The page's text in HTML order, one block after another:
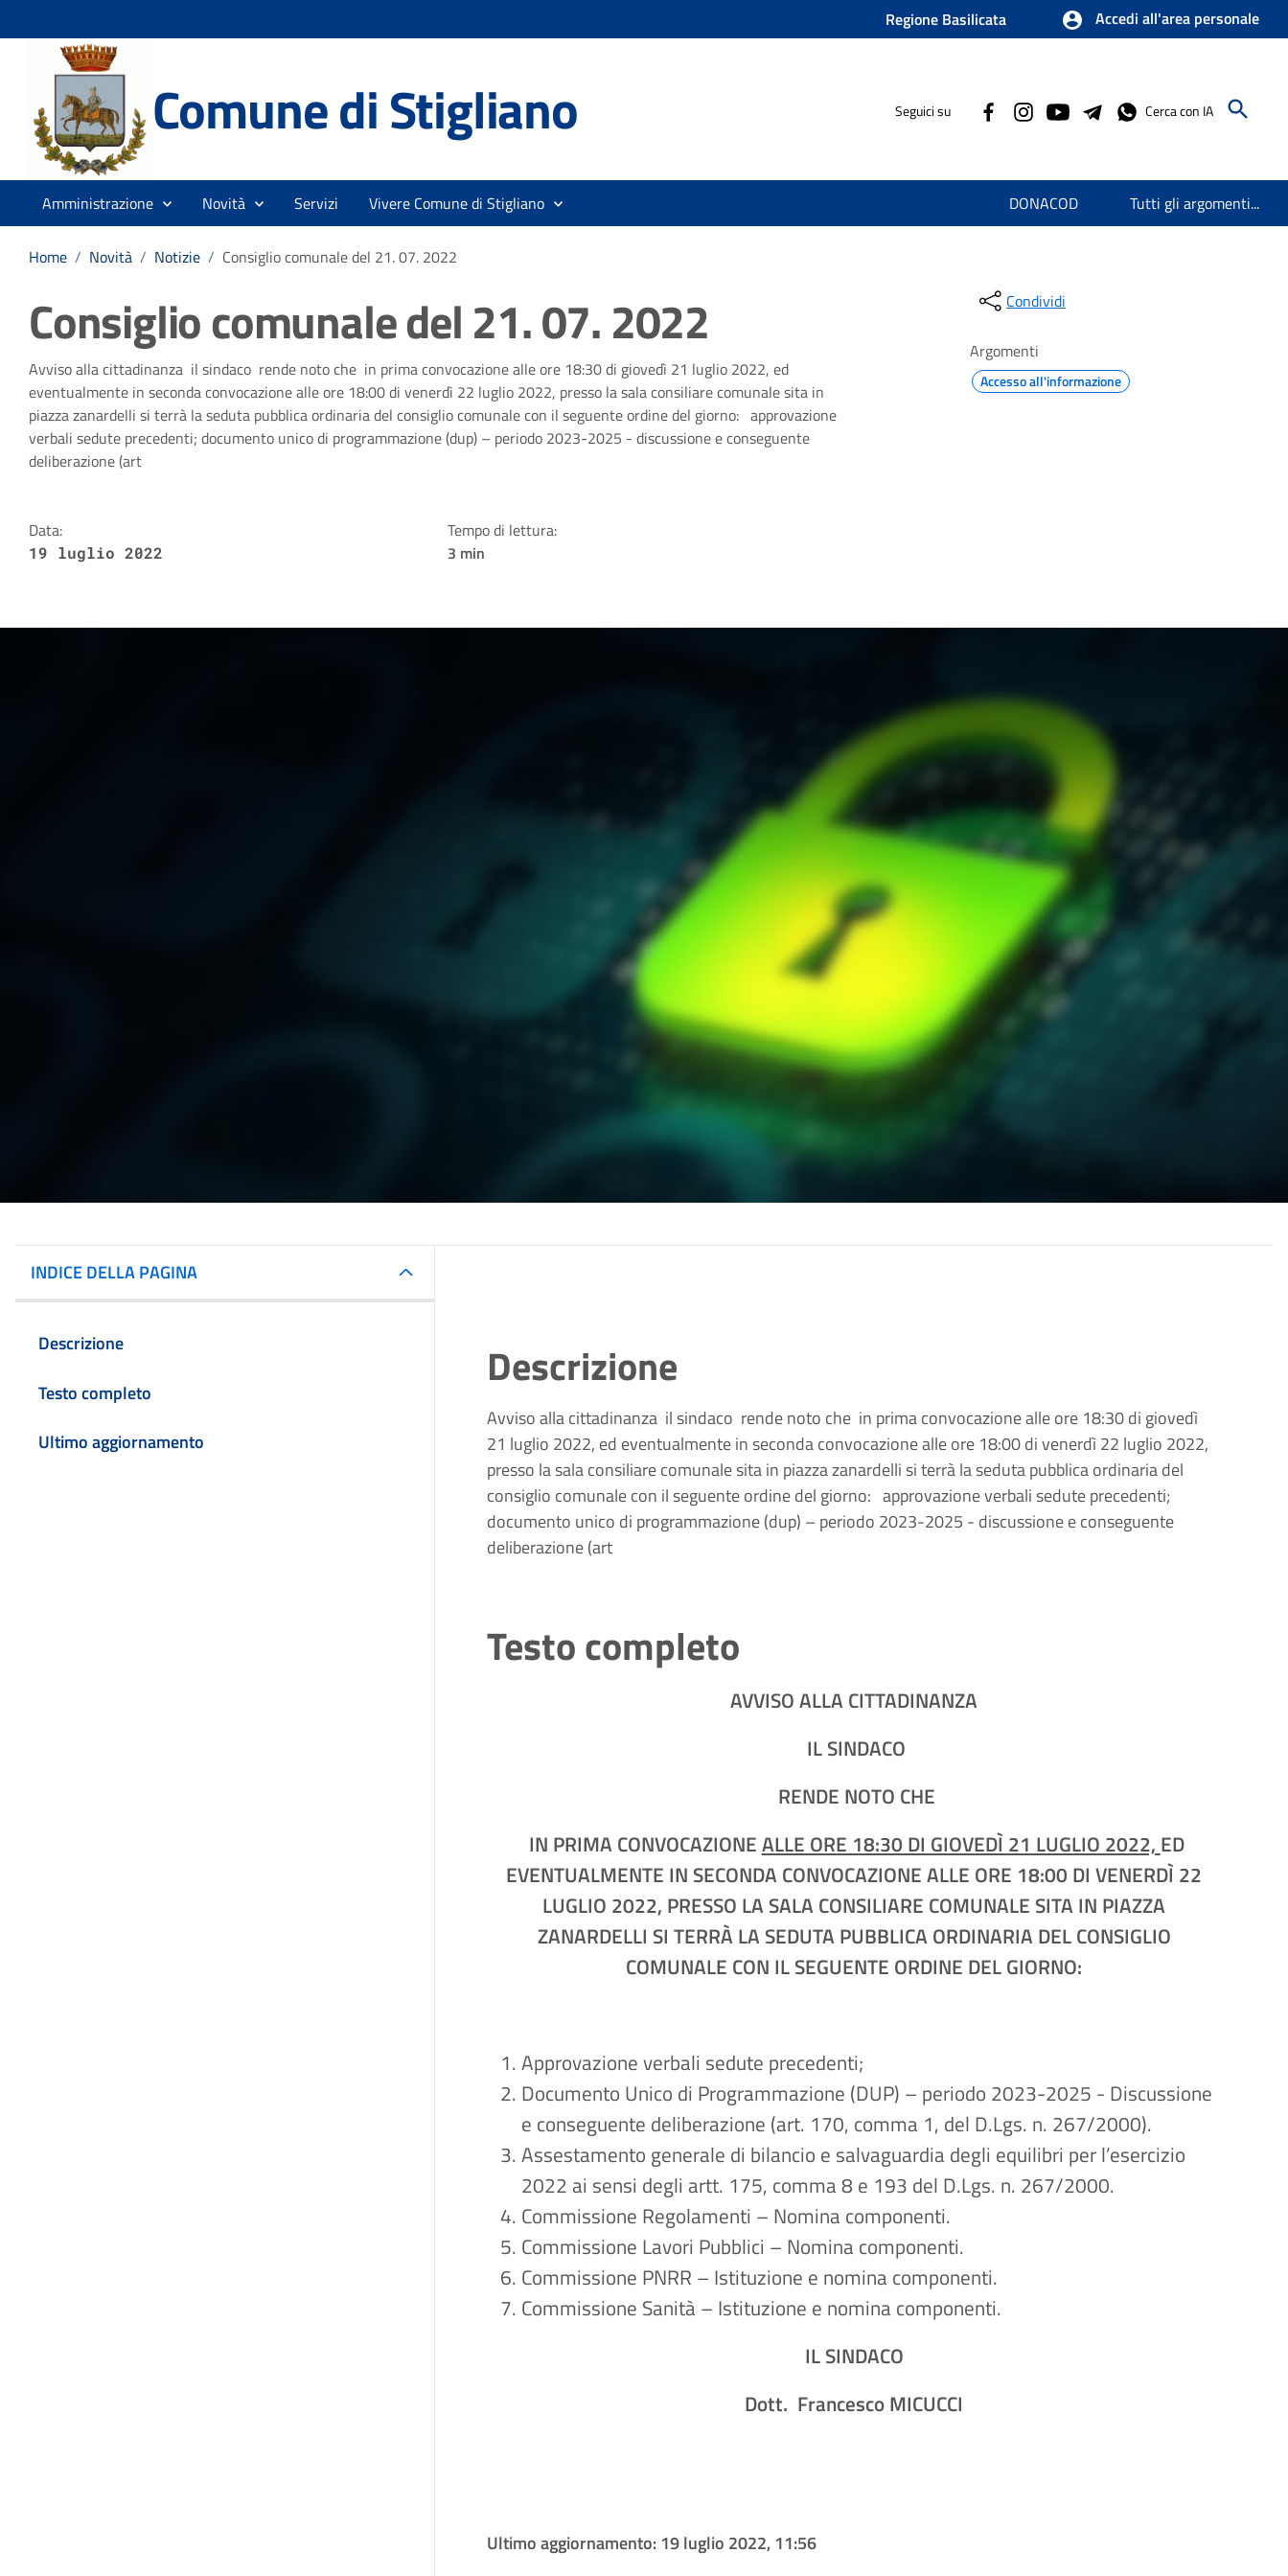
Regione Basilicata Accedi all'area personale
Comune di Stigliano Seguici su Cerca con IA
Amministrazione Novità Servizi Vivere Comune di Stigliano DONACOD Tutti gli argomenti...
Home / Novità / Notizie / Consiglio comunale del 21. 07. 2022
Consiglio comunale del 21. 07. 2022
Dettagli della notizia
Avviso alla cittadinanza il sindaco rende noto che in prima convocazione alle ore 18:30 di giovedì 21 luglio 2022, ed
eventualmente in seconda convocazione alle ore 18:00 di venerdì 22 luglio 2022, presso la sala consiliare comunale sita in
piazza zanardelli si terrà la seduta pubblica ordinaria del consiglio comunale con il seguente ordine del giorno: approvazione
verbali sedute precedenti; documento unico di programmazione (dup) – periodo 2023-2025 - discussione e conseguente
deliberazione (art
Data:
19 luglio 2022
Tempo di lettura:
3 min
Condividi
Argomenti
Accesso all'informazione
INDICE DELLA PAGINA
Descrizione
Testo completo
Ultimo aggiornamento
Descrizione
Avviso alla cittadinanza il sindaco rende noto che in prima convocazione alle ore 18:30 di giovedì
21 luglio 2022, ed eventualmente in seconda convocazione alle ore 18:00 di venerdì 22 luglio 2022,
presso la sala consiliare comunale sita in piazza zanardelli si terrà la seduta pubblica ordinaria del
consiglio comunale con il seguente ordine del giorno: approvazione verbali sedute precedenti;
documento unico di programmazione (dup) – periodo 2023-2025 - discussione e conseguente
deliberazione (art
Testo completo
AVVISO ALLA CITTADINANZA
IL SINDACO
RENDE NOTO CHE
IN PRIMA CONVOCAZIONEALLE ORE 18:30 DI GIOVEDÌ 21 LUGLIO 2022, ED
EVENTUALMENTE IN SECONDA CONVOCAZIONE ALLE ORE 18:00 DI VENERDÌ 22
LUGLIO 2022, PRESSO LA SALA CONSILIARE COMUNALE SITA IN PIAZZA
ZANARDELLI SI TERRÀ LA SEDUTA PUBBLICA ORDINARIA DEL CONSIGLIO
COMUNALE CON IL SEGUENTE ORDINE DEL GIORNO:
Approvazione verbali sedute precedenti;
Documento Unico di Programmazione (DUP) – periodo 2023-2025 - Discussione
e conseguente deliberazione (art. 170, comma 1, del D.Lgs. n. 267/2000).
Assestamento generale di bilancio e salvaguardia degli equilibri per l’esercizio
2022 ai sensi degli artt. 175, comma 8 e 193 del D.Lgs. n. 267/2000.
Commissione Regolamenti – Nomina componenti.
Commissione Lavori Pubblici – Nomina componenti.
Commissione PNRR – Istituzione e nomina componenti.
Commissione Sanità – Istituzione e nomina componenti.
IL SINDACO
Dott. Francesco MICUCCI
Ultimo aggiornamento:19 luglio 2022, 11:56